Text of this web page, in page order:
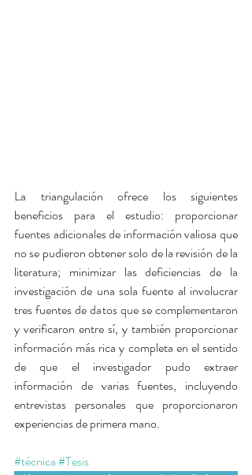
La triangulación ofrece los siguientes
beneficios para el estudio: proporcionar
fuentes adicionales de información valiosa que
no se pudieron obtener solo de la revisión de la
literatura; minimizar las deficiencias de la
investigación de una sola fuente al involucrar
tres fuentes de datos que se complementaron
y verificaron entre sí, y también proporcionar
información más rica y completa en el sentido
de que el investigador pudo extraer
información de varias fuentes, incluyendo
entrevistas personales que proporcionaron
experiencias de primera mano.
#técnica#Tesis